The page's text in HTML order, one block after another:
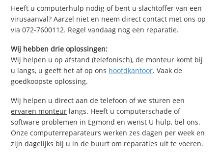
Heeft u computerhulp nodig of bent u slachtoffer van een
virusaanval? Aarzel niet en neem direct contact met ons op
via 072-7600112. Regel vandaag nog een reparatie.
Wij hebben drie oplossingen:
Wij helpen u op afstand (telefonisch), de monteur komt bij
u langs, u geeft het af op ons hoofdkantoor. Vaak de
goedkoopste oplossing.
Wij helpen u direct aan de telefoon of we sturen een
ervaren monteur langs. Heeft u computerschade of
software problemen in Egmond en wenst U hulp, bel ons.
Onze computerreparateurs werken zes dagen per week en
zijn dagelijks bij u in de buurt om reparaties uit te voeren.